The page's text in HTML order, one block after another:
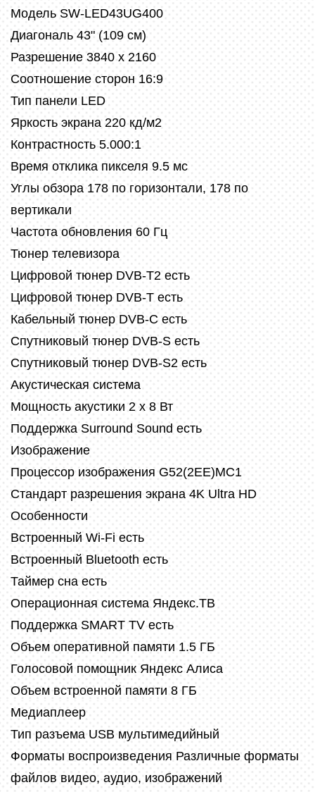
Модель SW-LED43UG400
Диагональ 43" (109 см)
Разрешение 3840 x 2160
Соотношение сторон 16:9
Тип панели LED
Яркость экрана 220 кд/м2
Контрастность 5.000:1
Время отклика пикселя 9.5 мс
Углы обзора 178 по горизонтали, 178 по
вертикали
Частота обновления 60 Гц
Тюнер телевизора
Цифровой тюнер DVB-T2 есть
Цифровой тюнер DVB-T есть
Кабельный тюнер DVB-C есть
Спутниковый тюнер DVB-S есть
Спутниковый тюнер DVB-S2 есть
Акустическая система
Мощность акустики 2 x 8 Вт
Поддержка Surround Sound есть
Изображение
Процессор изображения G52(2EE)MC1
Стандарт разрешения экрана 4K Ultra HD
Особенности
Встроенный Wi-Fi есть
Встроенный Bluetooth есть
Таймер сна есть
Операционная система Яндекс.ТВ
Поддержка SMART TV есть
Объем оперативной памяти 1.5 ГБ
Голосовой помощник Яндекс Алиса
Объем встроенной памяти 8 ГБ
Медиаплеер
Тип разъема USB мультимедийный
Форматы воспроизведения Различные форматы
файлов видео, аудио, изображений